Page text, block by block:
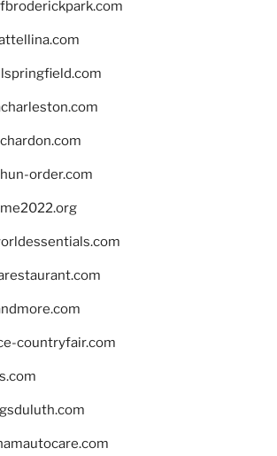
order.com
countryfair.com